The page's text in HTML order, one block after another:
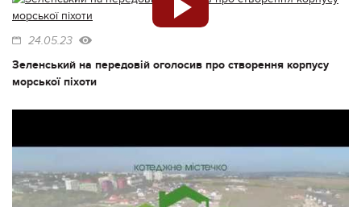
24.05.23
Зеленський на передовій оголосив про створення корпусу
морської піхоти